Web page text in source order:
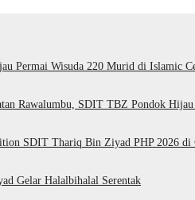
Permai Wisuda 220 Murid di Islamic
Rawalumbu, SDIT TBZ Pondok Hijau
SDIT Thariq Bin Ziyad PHP 2026 di
Gelar Halalbihalal Serentak